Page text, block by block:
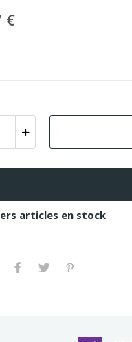
€
articles en stock